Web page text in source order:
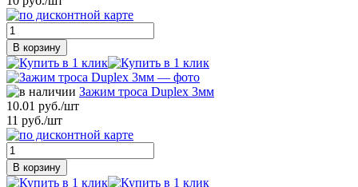
В корзину
Зажим троса Duplex 3мм
10.01 руб./шт
11 руб./шт
В корзину